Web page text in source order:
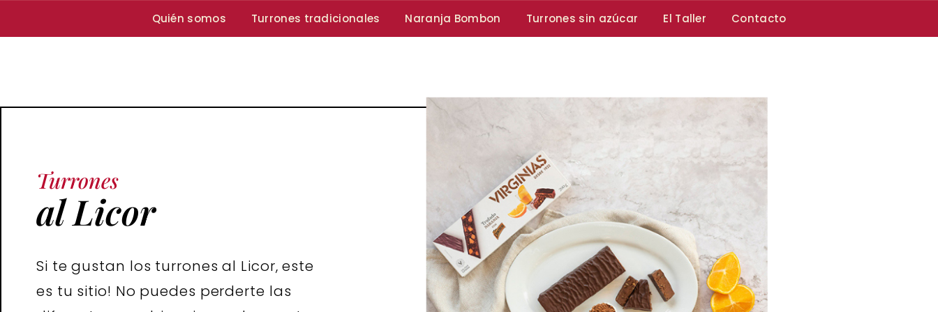
Quién somos Turrones tradicionales Naranja Bombon Turrones sin azúcar El Taller Contacto
Turrones
al Licor
Si te gustan los turrones al Licor, este
es tu sitio! No puedes perderte las